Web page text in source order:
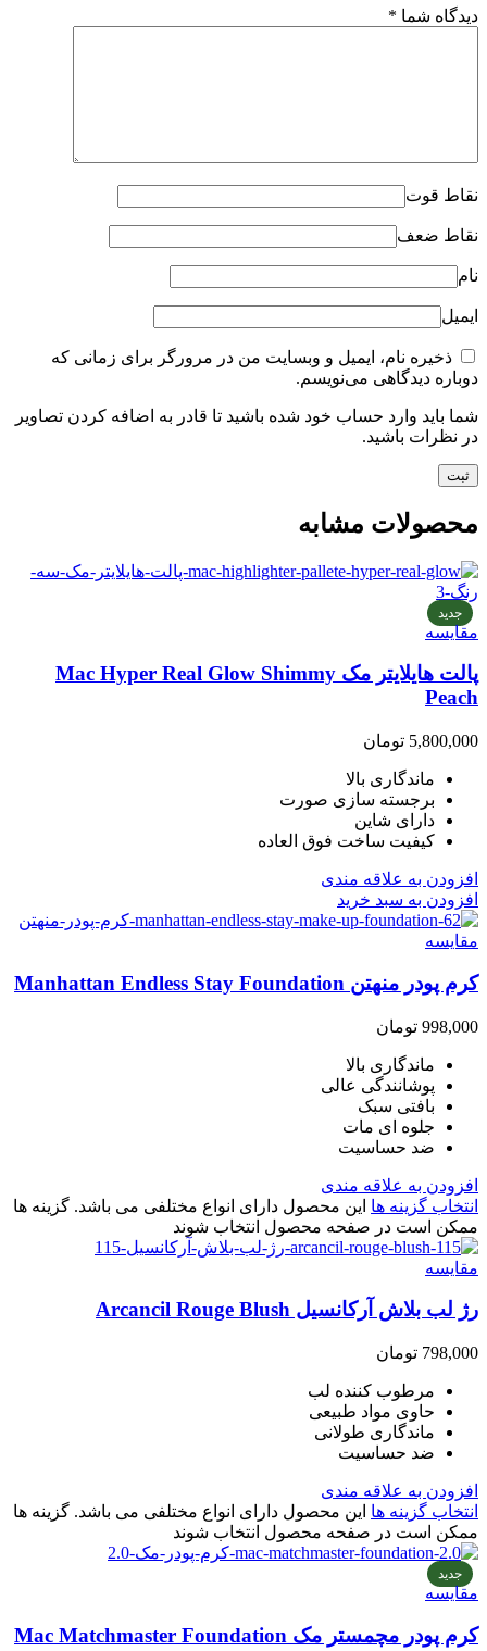
دیدگاه شما *
نقاط قوت
نقاط ضعف
نام
ایمیل
ذخیره نام، ایمیل و وبسایت من در مرورگر برای زمانی که
دوباره دیدگاهی می‌نویسم.
شما باید وارد حساب خود شده باشید تا قادر به اضافه کردن تصاویر
در نظرات باشید.
محصولات مشابه
جدید
مقایسه
پالت هایلایتر مک Mac Hyper Real Glow Shimmy
Peach
5,800,000 تومان
ماندگاری بالا
برجسته سازی صورت
دارای شاین
کیفیت ساخت فوق العاده
افزودن به علاقه مندی
افزودن به سبد خرید
مقایسه
کرم پودر منهتن Manhattan Endless Stay Foundation
998,000 تومان
ماندگاری بالا
پوشانندگی عالی
بافتی سبک
جلوه ای مات
ضد حساسیت
افزودن به علاقه مندی
انتخاب گزینه ها این محصول دارای انواع مختلفی می باشد. گزینه ها
ممکن است در صفحه محصول انتخاب شوند
مقایسه
رژ لب بلاش آرکانسیل Arcancil Rouge Blush
798,000 تومان
مرطوب کننده لب
حاوی مواد طبیعی
ماندگاری طولانی
ضد حساسیت
افزودن به علاقه مندی
انتخاب گزینه ها این محصول دارای انواع مختلفی می باشد. گزینه ها
ممکن است در صفحه محصول انتخاب شوند
جدید
مقایسه
کرم پودر مچمستر مک Mac Matchmaster Foundation